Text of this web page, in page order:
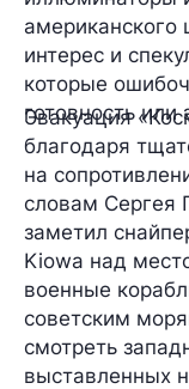
американского
интерес и
которые
готовность или
Эвакуация
благодаря
на
словам Сергея
заметил
Kiowa над
военные
советским
смотреть
выставленных